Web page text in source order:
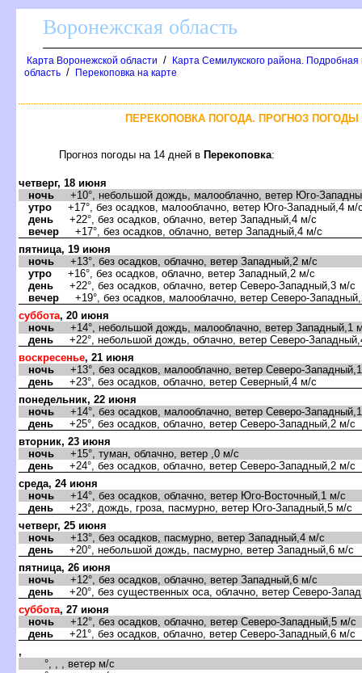
оронежская область
Карта Воронежской области /
Карта Семилукского района.
область / Перекоповка на карте
ПЕРЕКОПОВКА ПОГОДА. ПРОГНОЗ
Прогноз погоды на 14 дней Перекоповка:
четверг, 18 июня
ночь +10°, небольшой дождь, малооблачно, ветер Юго-
утро +17°, без осадков, малооблачно, ветер Юго-Западный,4 м/
день +22°, без осадков, облачно, ветер Западный,4 м/с
ечер +17°, без осадков, облачно, ветер Западный,4 м/с
пятница, 19 июня
ночь +13°, без осадков, облачно, ветер Западный,2 м/с
утро +16°, без осадков, облачно, ветер Западный,2 м/с
день +22°, без осадков, облачно, ветер Северо-Западный,3 м/с
ечер +19°, без осадков, малооблачно, ветер Северо-
суббота, 20 июня
ночь +14°, небольшой дождь, малооблачно, ветер Западный,1
день +22°, небольшой дождь, облачно, ветер Северо-
оскресенье, 21 июня
ночь +13°, без осадков, малооблачно, ветер Северо-
день +23°, без осадков, облачно, ветер Северный,4 м/с
понедельник, 22 июня
ночь +14°, без осадков, малооблачно, ветер Северо-
день +25°, без осадков, облачно, ветер Северо-Западный,2 м/с
торник, 23 июня
ночь +15°, туман, облачно, ветер ,0 м/с
день +24°, без осадков, облачно, ветер Северо-Западный,2 м/с
среда, 24 июня
ночь +14°, без осадков, облачно, ветер Юго-Восточный,1 м/с
день +23°, дождь, гроза, пасмурно, ветер Юго-Западный,5 м/с
четверг, 25 июня
ночь +13°, без осадков, пасмурно, ветер Западный,4 м/с
день +20°, небольшой дождь, пасмурно, ветер Западный,6 м/с
пятница, 26 июня
ночь +12°, без осадков, облачно, ветер Западный,6 м/с
день +20°, без существенных оса, облачно, ветер Северо-
суббота, 27 июня
ночь +12°, без осадков, облачно, ветер Северо-Западный,5 м/с
день +21°, без осадков, облачно, ветер Северо-Западный,6 м/с
,
°, , , ветер м/с